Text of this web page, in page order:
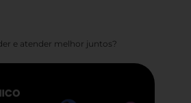
e atender melhor juntos?